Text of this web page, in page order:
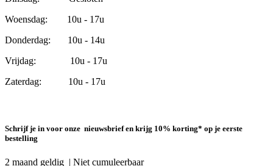
Woensdag: 10u - 17u
Donderdag: 10u - 14u
Vrijdag: 10u - 17u
Zaterdag: 10u - 17u
Schrijf je in voor onze nieuwsbrief en krijg 10% korting* op je eerste
bestelling
2 maand geldig | Niet cumuleerbaar